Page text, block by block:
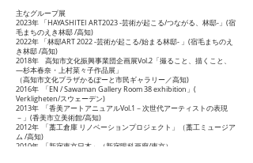
主なグループ展
2023年 「HAYASHITEI ART2023 -芸術が起こる/つながる、林邸-」(宿
毛まちのえき林邸/高知)
2022年 「林邸ART 2022 -芸術が起こる/始まる林邸- 」(宿毛まちのえ
き林邸/高知)
2018年 高知市文化振興事業団企画展Vol.2「撮ること、描くこと、
―杉本春奈・上村菜々子作品展」
（高知市文化プラザかるぽーと市民ギャラリー／高知)
2016年 「EN / Sawaman Gallery Room 38 exhibition」(
Verkligheten/スウェーデン)
2013年 「香美アートアニュアルVol.1－次世代アーティストの表現
－」(香美市立美術館/高知)
2012年 「藁工倉庫 リノベーションプロジェクト」（藁工ミュージア
ム /高知)
2010年 「新宿東京日本」（新宿眼科画廊/東京）